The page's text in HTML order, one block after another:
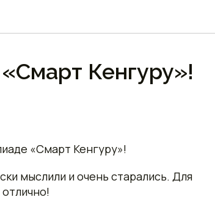
Кенгуру»!
«Смарт Кенгуру»!
мыслили и очень старались. Для